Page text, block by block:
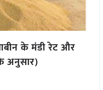
के मंडी रेट और
अनुसार)